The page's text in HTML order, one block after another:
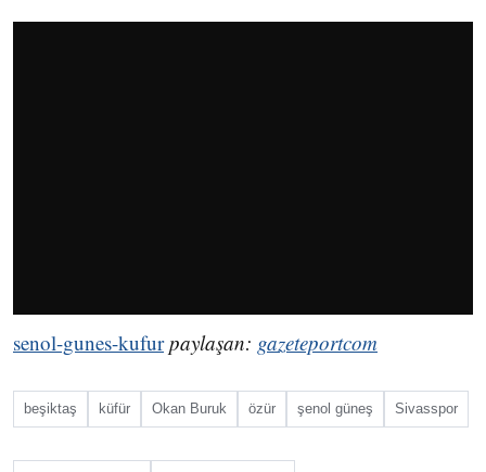
senol-gunes-kufur paylaşan: gazeteportcom
beşiktaş küfür Okan Buruk özür şenol güneş Sivasspor